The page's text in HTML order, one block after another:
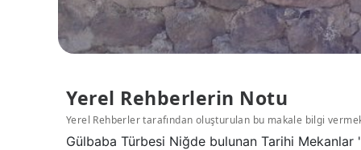
Yerel Rehberlerin Notu
Yerel Rehberler tarafından oluşturulan bu makale bilgi
Gülbaba Türbesi Niğde bulunan Tarihi